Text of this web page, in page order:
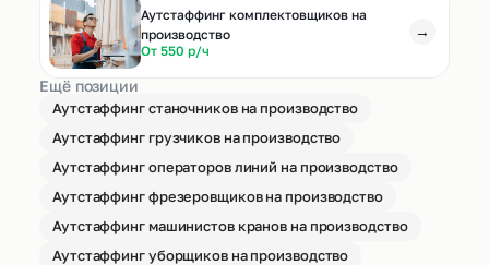
Аутстаффинг комплектовщиков на
производство
От 550 р/ч
→
Ещё позиции
Аутстаффинг станочников на производство
Аутстаффинг грузчиков на производство
Аутстаффинг операторов линий на производство
Аутстаффинг фрезеровщиков на производство
Аутстаффинг машинистов кранов на производство
Аутстаффинг уборщиков на производство